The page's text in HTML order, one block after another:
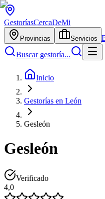
GestoríasCercaDeMi
Provincias Servicios
Buscar gestoría...
Inicio
Gestorías en León
Gesleón
Gesleón
Verificado
4,0